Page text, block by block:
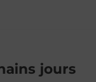
jours